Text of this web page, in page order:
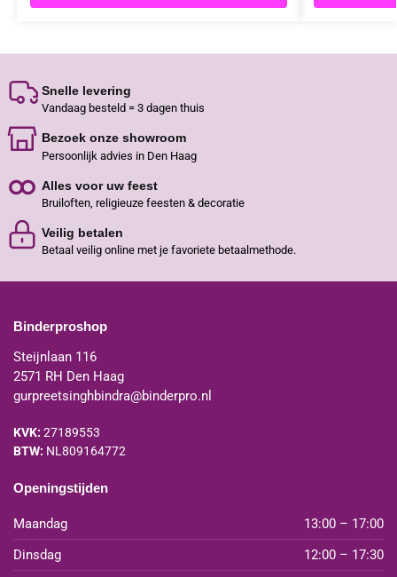
Snelle levering
Vandaag besteld = 3 dagen thuis
Bezoek onze showroom
Persoonlijk advies in Den Haag
Alles voor uw feest
Bruiloften, religieuze feesten & decoratie
Veilig betalen
Betaal veilig online met je favoriete betaalmethode.
Binderproshop
Steijnlaan 116
2571 RH Den Haag
gurpreetsinghbindra@binderpro.nl
KVK: 27189553
BTW: NL809164772
Openingstijden
Maandag
13:00 – 17:00
Dinsdag
12:00 – 17:30